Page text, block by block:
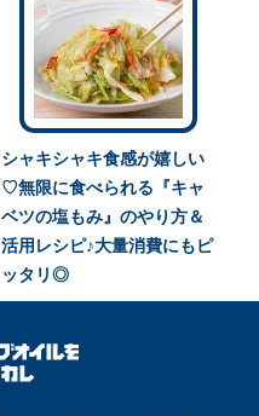
シャキシャキ食感が嬉しい
♡無限に食べられる『キャ
ベツの塩もみ』のやり方＆
活用レシピ♪大量消費にもピ
ッタリ◎